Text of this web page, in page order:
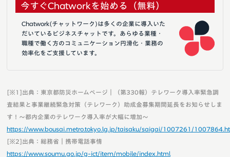
今すぐChatworkを始める（無料）
Chatwork(チャットワーク)は多くの企業に導入いた
だいているビジネスチャットです。あらゆる業種・
職種で働く方のコミュニケーション円滑化・業務の
効率化をご支援しています。
[※1]出典：東京都防災ホームページ｜（第330報）テレワーク導入率緊急調
査結果と事業継続緊急対策（テレワーク）助成金募集期間延長をお知らせしま
す！～都内企業のテレワーク導入率が大幅に増加～
https://www.bousai.metro.tokyo.lg.jp/taisaku/saigai/1007261/
[※2]出典：総務省｜携帯電話事情
https://www.soumu.go.jp/g-ict/item/mobile/index.html